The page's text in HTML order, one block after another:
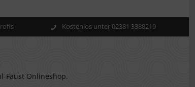
Kostenlos unter 02381 3388219
Faust Onlineshop.